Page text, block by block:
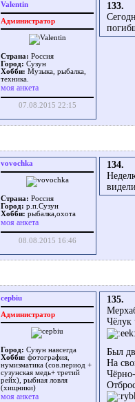
Valentin
Администратор
Страна: Россия
Город: Сузун
Хобби: Музыка, рыбалка,
техника.
моя анкета
07.08.2015 22:15
133.
vovochka
Страна: Россия
Город: р.п.Сузун
Хобби: рыбалка,охота
моя анкета
08.08.2015 16:46
134.
cepbiu
Администратор
Город: Сузун навсегда
Хобби: фотография,
нумизматика (сов.период +
сузунская медь+ третий
рейх), рыбная ловля
(хищники)
моя анкета
135.
Чёлук
Был
На